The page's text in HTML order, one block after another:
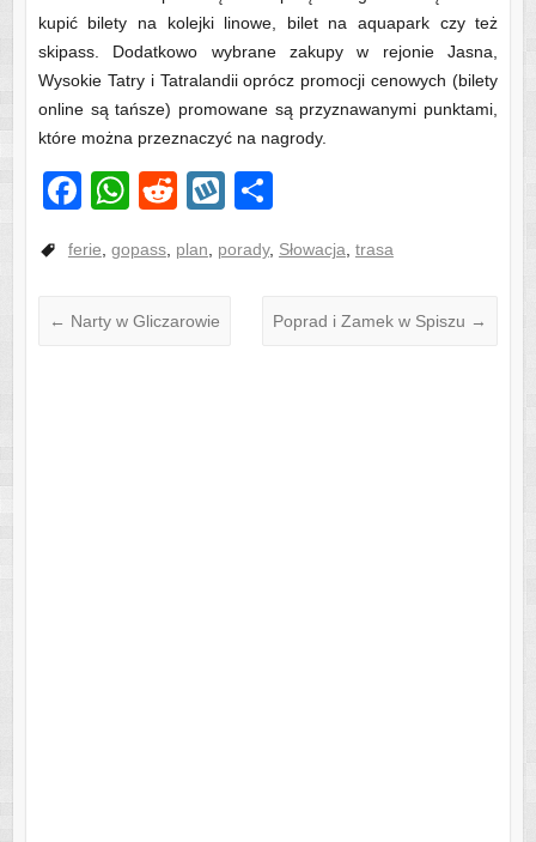
kupić bilety na kolejki linowe, bilet na aquapark czy też
skipass. Dodatkowo wybrane zakupy w rejonie Jasna,
Wysokie Tatry i Tatralandii oprócz promocji cenowych (bilety
online są tańsze) promowane są przyznawanymi punktami,
które można przeznaczyć na nagrody.
F
c
e
W
at
s
R
d
W
o
ar
e
ferie, gopass, plan, porady, Słowacja, trasa
← Narty w Gliczarowie Poprad i Zamek w Spiszu →